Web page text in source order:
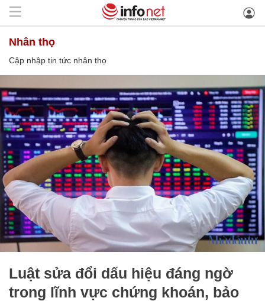
nhân thọ
Cập nhập tin tức nhân thọ
Luật sửa đổi dấu hiệu đáng ngờ
trong lĩnh vực chứng khoán, bảo